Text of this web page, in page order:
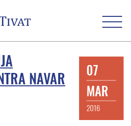
NAVAR
07
MAR
2016